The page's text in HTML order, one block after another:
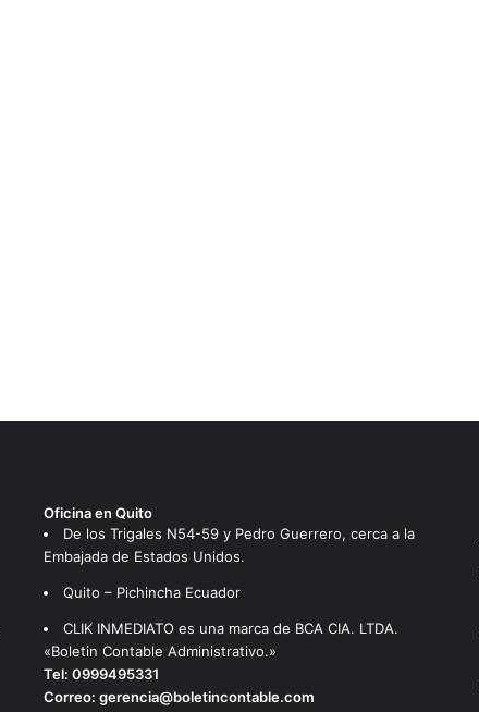
Oficina en Quito
De los Trigales N54-59 y Pedro Guerrero, cerca a la
Embajada de Estados Unidos.
Quito – Pichincha Ecuador
CLIK INMEDIATO es una marca de BCA CIA. LTDA.
«Boletin Contable Administrativo.»
Tel: 0999495331
Correo: gerencia@boletincontable.com